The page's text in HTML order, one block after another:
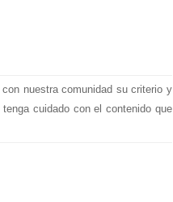
nuestra comunidad su criterio y
cuidado con el contenido que